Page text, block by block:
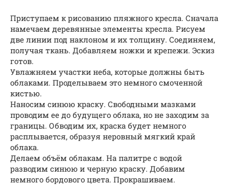
Приступаем к рисованию пляжного кресла. Сначала
намечаем деревянные элементы кресла. Рисуем
две линии под наклоном и их толщину. Соединяем,
получая ткань. Добавляем ножки и крепежи. Эскиз
готов.
Увлажняем участки неба, которые должны быть
облаками. Проделываем это немного смоченной
кистью.
Наносим синюю краску. Свободными мазками
проводим ее до будущего облака, но не заходим за
границы. Обводим их, краска будет немного
расплывается, образуя неровный мягкий край
облака.
Делаем объём облакам. На палитре с водой
разводим синюю и черную краску. Добавим
немного бордового цвета. Прокрашиваем.